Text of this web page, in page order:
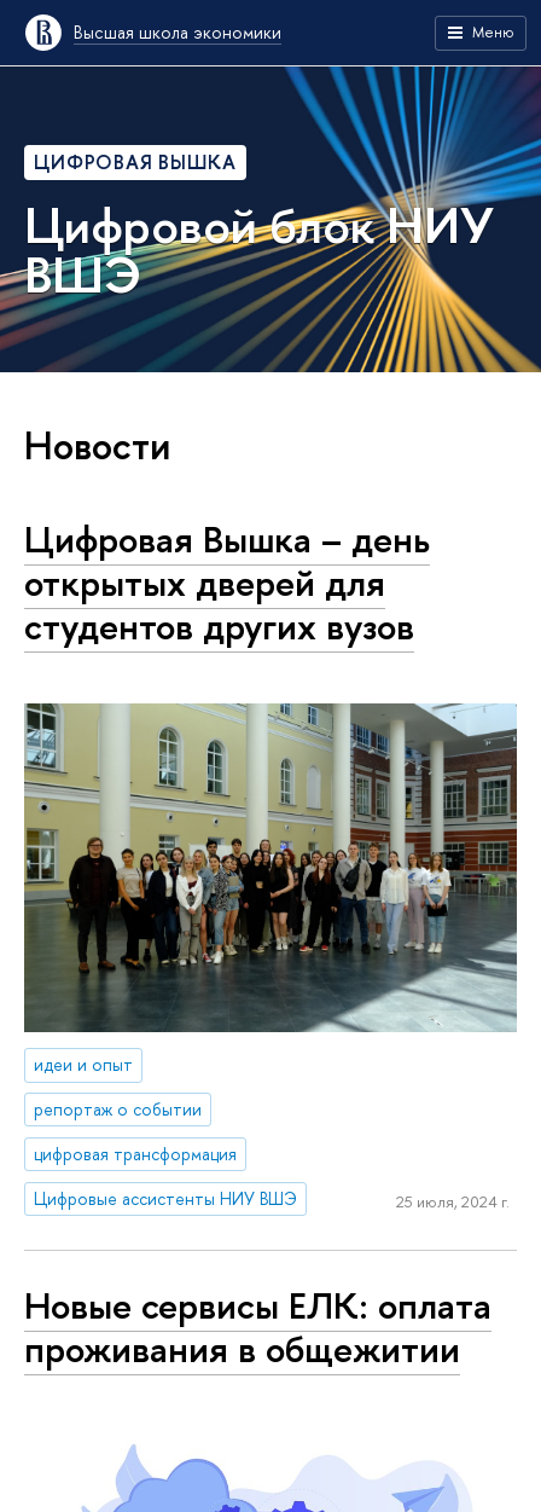
Высшая школа экономики Меню
ЦИФРОВАЯ ВЫШКА
Цифровой блок НИУ
ВШЭ
Новости
Цифровая Вышка – день
открытых дверей для
студентов других вузов
идеи и опыт
репортаж о событии
цифровая трансформация
Цифровые ассистенты НИУ ВШЭ
25 июля, 2024 г.
Новые сервисы ЕЛК: оплата
проживания в общежитии